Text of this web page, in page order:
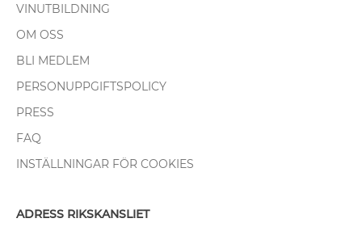
VINUTBILDNING
OM OSS
BLI MEDLEM
PERSONUPPGIFTSPOLICY
PRESS
FAQ
INSTÄLLNINGAR FÖR COOKIES
ADRESS RIKSKANSLIET